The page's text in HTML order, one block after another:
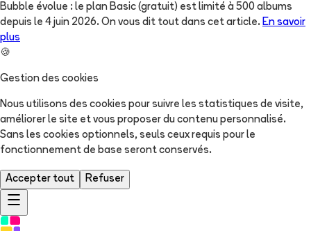
Bubble évolue : le plan Basic (gratuit) est limité à 500 albums
depuis le 4 juin 2026. On vous dit tout dans cet article. En savoir
plus
🍪
Gestion des cookies
Nous utilisons des cookies pour suivre les statistiques de visite,
améliorer le site et vous proposer du contenu personnalisé.
Sans les cookies optionnels, seuls ceux requis pour le
fonctionnement de base seront conservés.
Accepter tout Refuser